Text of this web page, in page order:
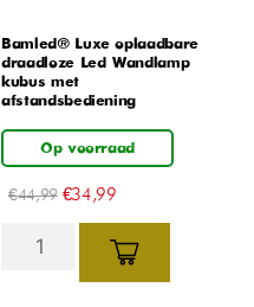
Bamled® Luxe oplaadbare
draadloze Led Wandlamp
kubus met
afstandsbediening
Op voorraad
€44,99 €34,99